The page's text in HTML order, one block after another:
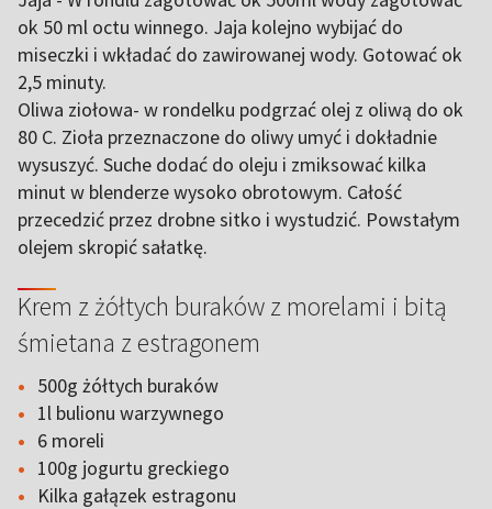
ok 50 ml octu winnego. Jaja kolejno wybijać do
miseczki i wkładać do zawirowanej wody. Gotować ok
2,5 minuty.
Oliwa ziołowa- w rondelku podgrzać olej z oliwą do ok
80 C. Zioła przeznaczone do oliwy umyć i dokładnie
wysuszyć. Suche dodać do oleju i zmiksować kilka
minut w blenderze wysoko obrotowym. Całość
przecedzić przez drobne sitko i wystudzić. Powstałym
olejem skropić sałatkę.
Krem z żółtych buraków z morelami i bitą
śmietana z estragonem
500g żółtych buraków
1l bulionu warzywnego
6 moreli
100g jogurtu greckiego
Kilka gałązek estragonu